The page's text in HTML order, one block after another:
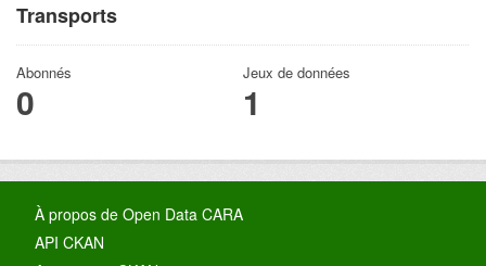
Transports
Abonnés
0
Jeux de données
1
À propos de Open Data CARA
API CKAN